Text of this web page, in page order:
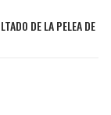
DE LA PELEA DE